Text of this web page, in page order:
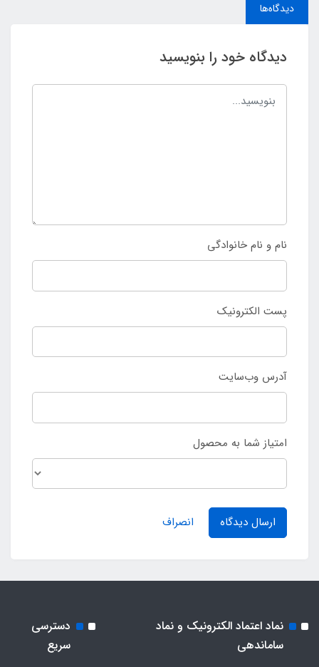
دیدگاه‌ها
دیدگاه خود را بنویسید
نام و نام خانوادگی
پست الکترونیک
آدرس وب‌سایت
امتیاز شما به محصول
ارسال دیدگاه انصراف
نماد اعتماد الکترونیک و نماد
ساماندهی
دسترسی
سریع